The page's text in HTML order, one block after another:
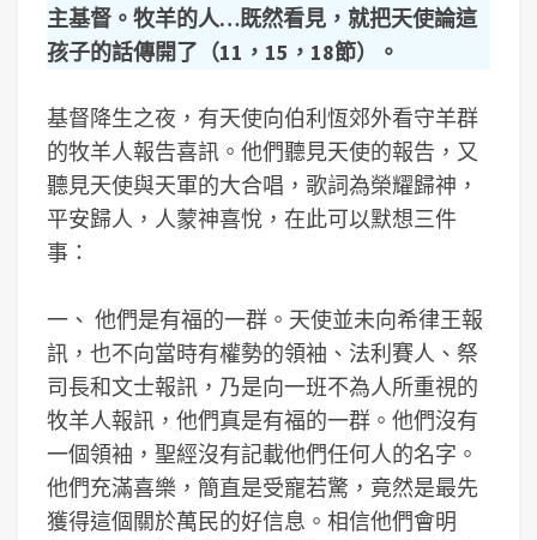
主基督。牧羊的人…既然看見，就把天使論這
孩子的話傳開了（11，15，18節）。
基督降生之夜，有天使向伯利恆郊外看守羊群
的牧羊人報告喜訊。他們聽見天使的報告，又
聽見天使與天軍的大合唱，歌詞為榮耀歸神，
平安歸人，人蒙神喜悅，在此可以默想三件
事：
一、 他們是有福的一群。天使並未向希律王報
訊，也不向當時有權勢的領袖、法利賽人、祭
司長和文士報訊，乃是向一班不為人所重視的
牧羊人報訊，他們真是有福的一群。他們沒有
一個領袖，聖經沒有記載他們任何人的名字。
他們充滿喜樂，簡直是受寵若驚，竟然是最先
獲得這個關於萬民的好信息。相信他們會明